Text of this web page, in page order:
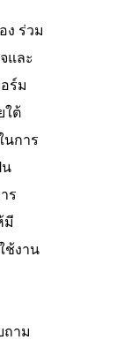
ง ร่วม
และ
ร์ม
ใต้
นการ
น
ร
มี
ช้งาน
าม